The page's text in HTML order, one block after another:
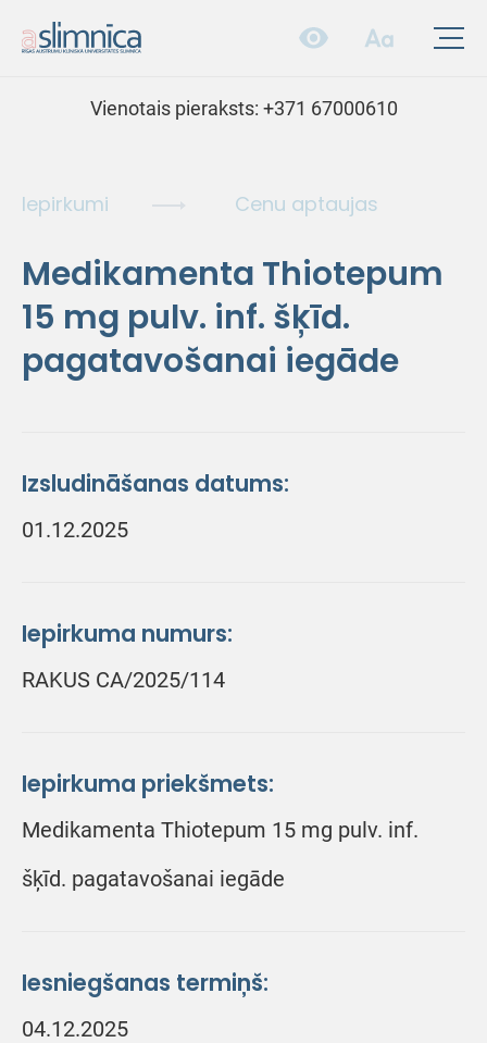
Vienotais pieraksts: +371 67000610
Iepirkumi Cenu aptaujas
Medikamenta Thiotepum
15 mg pulv. inf. šķīd.
pagatavošanai iegāde
Izsludināšanas datums:
01.12.2025
Iepirkuma numurs:
RAKUS CA/2025/114
Iepirkuma priekšmets:
Medikamenta Thiotepum 15 mg pulv. inf.
šķīd. pagatavošanai iegāde
Iesniegšanas termiņš:
04.12.2025